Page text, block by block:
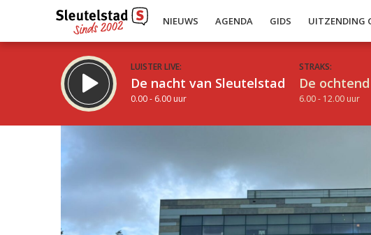
NIEUWS AGENDA GIDS UITZENDING
LUISTER LIVE:
De nacht van Sleutelstad
0.00 - 6.00 uur
STRAKS:
De
6.00 - 12.00 uur